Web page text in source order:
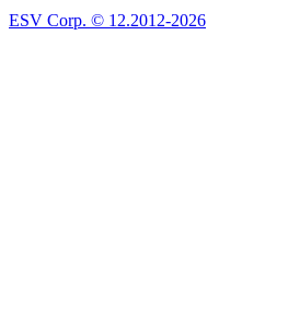
ESV Corp. © 12.2012-2026